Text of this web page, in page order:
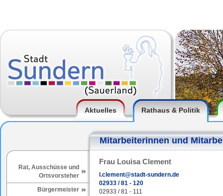
Aktuelles Rathaus & Politik
Mitarbeiterinnen und
Rat, Ausschüsse und
Ortsvorsteher
Bürgermeister
Frau Louisa Clement
l.clement@stadt-sundern.de
02933 / 81 - 120
02933 / 81 - 111